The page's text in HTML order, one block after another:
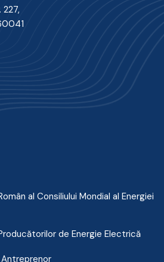
al Consiliului Mondial al Energiei
de Energie Electrică